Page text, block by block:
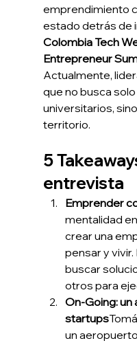
emprendimiento
estado detrás de
Colombia Tech
Entrepreneur
Actualmente,
que no busca
universitarios,
territorio.
5
entrevista
Emprender
mentalidad
crear una
pensar y
buscar
otros para
On-Going:
startups
un